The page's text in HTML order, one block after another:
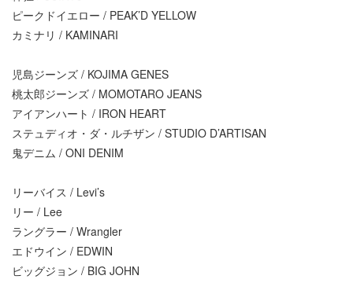
ピークドイエロー / PEAK’D YELLOW
カミナリ / KAMINARI
児島ジーンズ / KOJIMA GENES
桃太郎ジーンズ / MOMOTARO JEANS
アイアンハート / IRON HEART
ステュディオ・ダ・ルチザン / STUDIO D’ARTISAN
鬼デニム / ONI DENIM
リーバイス / Levi’s
リー / Lee
ラングラー / Wrangler
エドウイン / EDWIN
ビッグジョン / BIG JOHN